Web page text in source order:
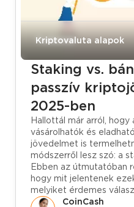
Tudástár
Kriptovaluta alapok
Staking vs.
passzív
2025-ben
Hallottál már arról,
vásárolhatók és
jövedelmet is
módszerről lesz szó: a
Ebben az útmutatóban
hogy mit jelentenek
melyiket érdemes
CoinCash